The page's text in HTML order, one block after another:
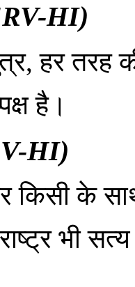
HI)
हर
है।
HI)
किसी के
भी